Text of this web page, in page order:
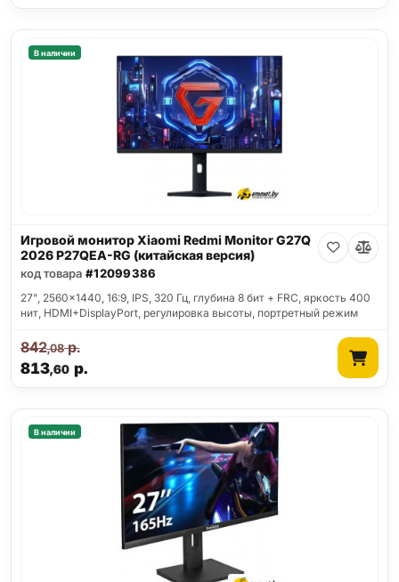
В наличии
Игровой монитор Xiaomi Redmi Monitor G27Q
2026 P27QEA-RG (китайская версия)
код товара #12099386
27", 2560x1440, 16:9, IPS, 320 Гц, глубина 8 бит + FRC, яркость 400
нит, HDMI+DisplayPort, регулировка высоты, портретный режим
813,60р.
842,08р.
В наличии